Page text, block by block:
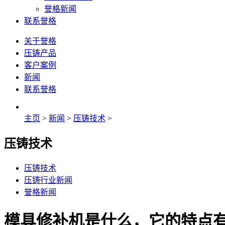
誉格新闻
联系誉格
关于誉格
压铸产品
客户案例
新闻
联系誉格
主页 > 新闻 > 压铸技术 >
压铸技术
压铸技术
压铸行业新闻
誉格新闻
模具修补机是什么，它的特点